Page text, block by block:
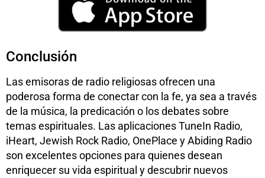
Conclusión
Las emisoras de radio religiosas ofrecen una
poderosa forma de conectar con la fe, ya sea a través
de la música, la predicación o los debates sobre
temas espirituales. Las aplicaciones TuneIn Radio,
iHeart, Jewish Rock Radio, OnePlace y Abiding Radio
son excelentes opciones para quienes desean
enriquecer su vida espiritual y descubrir nuevos